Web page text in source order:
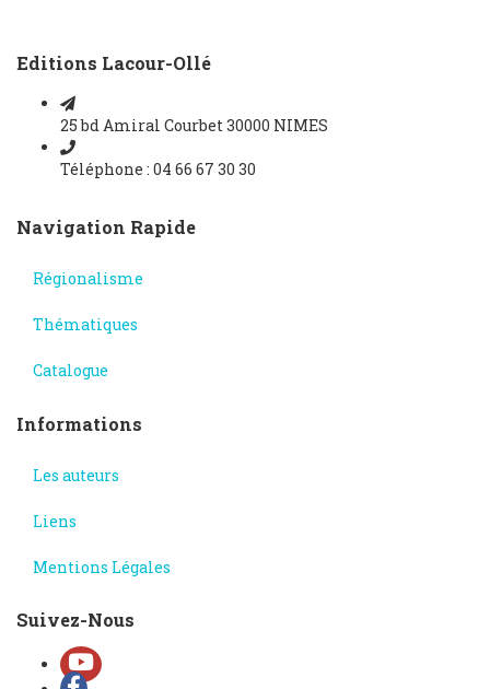
Editions Lacour-Ollé
25 bd Amiral Courbet 30000 NIMES
Téléphone : 04 66 67 30 30
Navigation Rapide
Régionalisme
Thématiques
Catalogue
Informations
Les auteurs
Liens
Mentions Légales
Suivez-Nous